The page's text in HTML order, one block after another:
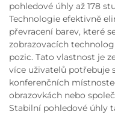
pohledové úhly až 178
Technologie efektivně
převracení barev, které
zobrazovacích
pozic. Tato vlastnost je
více uživatelů potřebuje
konferenčních
obrazovkách nebo
Stabilní pohledové úhly